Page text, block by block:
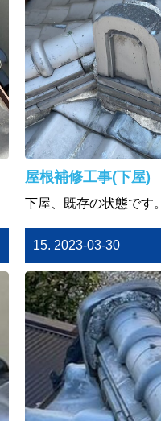
屋根補修工事(下屋)
下屋、既存の状態です。
15. 2023-03-30